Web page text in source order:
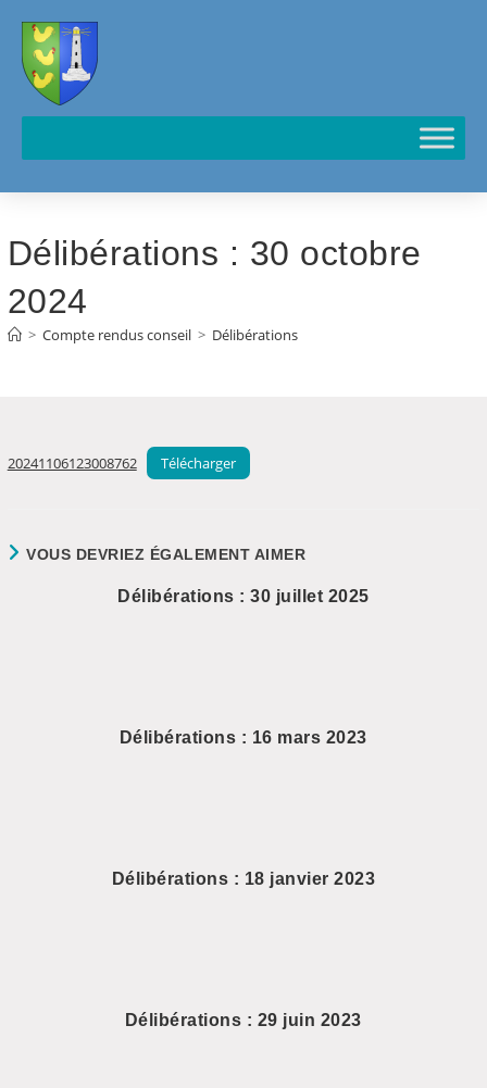
Délibérations : 30 octobre
2024
> Compte rendus conseil > Délibérations
20241106123008762 Télécharger
VOUS DEVRIEZ ÉGALEMENT AIMER
Délibérations : 30 juillet 2025
Délibérations : 16 mars 2023
Délibérations : 18 janvier 2023
Délibérations : 29 juin 2023